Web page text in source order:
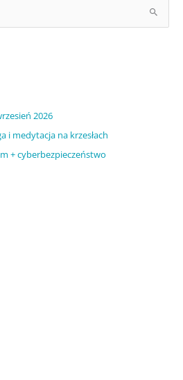
2026
i medytacja na krzesłach
+ cyberbezpieczeństwo